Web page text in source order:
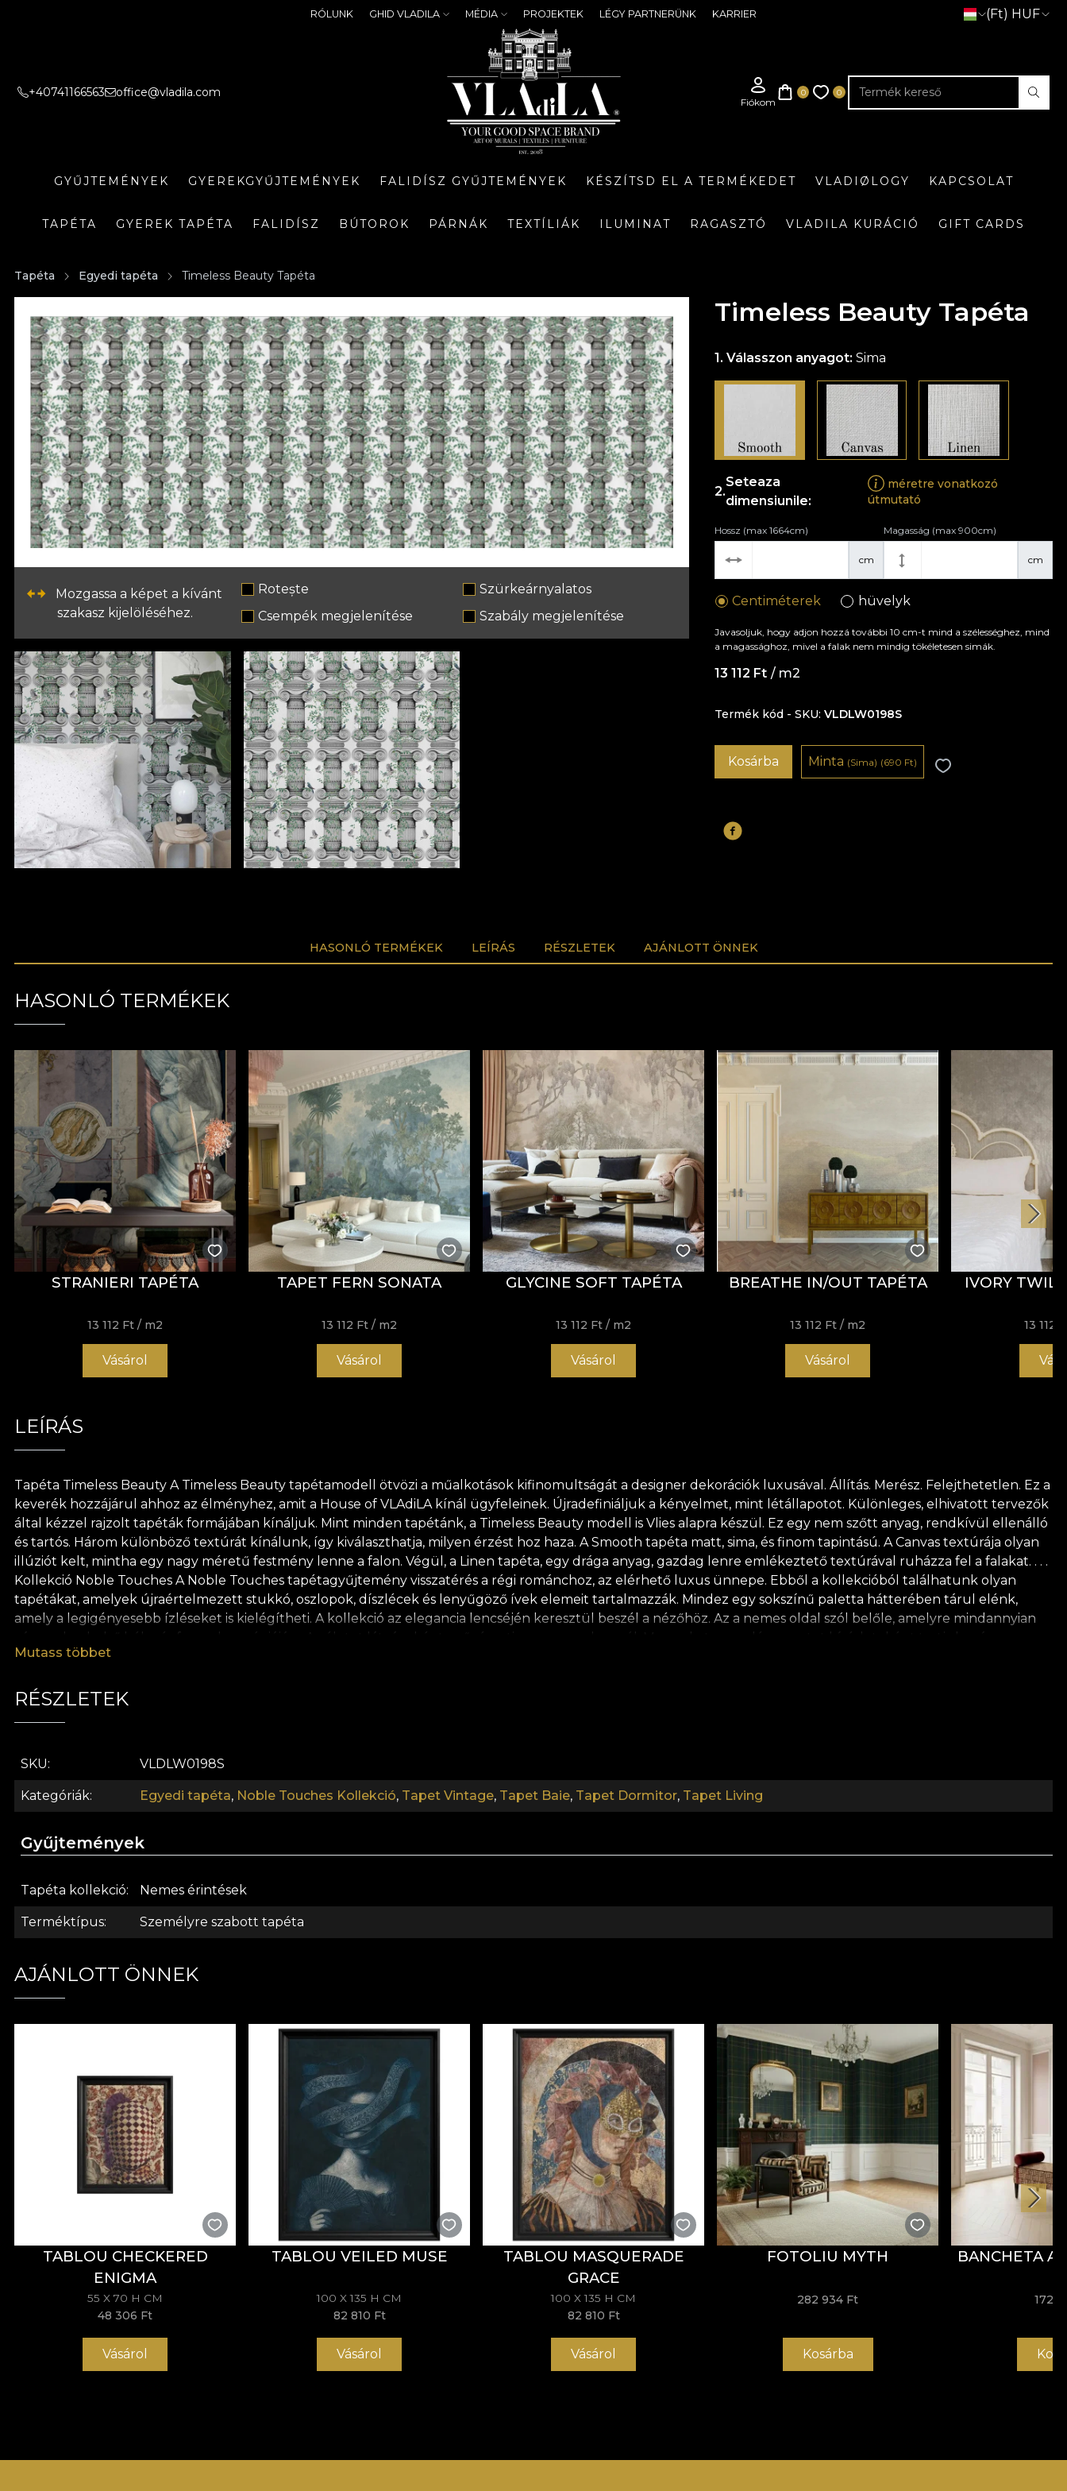
RÓLUNK GHID VLADILA MÉDIA PROJEKTEK LÉGY PARTNERÜNK KARRIER (Ft) HUF
+40741166563 office@vladila.com
GYŰJTEMÉNYEK GYEREKGYŰJTEMÉNYEK FALIDÍSZ GYŰJTEMÉNYEK KÉSZÍTSD EL A TERMÉKEDET VLADIØLOGY KAPCSOLAT
TAPÉTA GYEREK TAPÉTA FALIDÍSZ BÚTOROK PÁRNÁK TEXTÍLIÁK ILUMINAT RAGASZTÓ VLADILA KURÁCIÓ GIFT CARDS
Tapéta Egyedi tapéta Timeless Beauty Tapéta
Mozgassa a képet a kívánt
szakasz kijelöléséhez.
Rotește
Szürkeárnyalatos
Csempék megjelenítése
Szabály megjelenítése
Timeless Beauty Tapéta
Válasszon anyagot:Sima
Seteaza
dimensiunile:
méretre vonatkozó
útmutató
cm
Hossz (max 1664cm)
cm
Magasság (max 900cm)
Centiméterek hüvelyk
Javasoljuk, hogy adjon hozzá további 10 cm-t mind a szélességhez, mind
a magassághoz, mivel a falak nem mindig tökéletesen simák.
13 112 Ft / m2
Termék kód - SKU VLDLW0198S
Kosárba Minta (Sima) (690 Ft)
HASONLÓ TERMÉKEK LEÍRÁS RÉSZLETEK AJÁNLOTT ÖNNEK
HASONLÓ TERMÉKEK
STRANIERI TAPÉTA
13 112 Ft / m2
Vásárol
TAPET FERN SONATA
13 112 Ft / m2
Vásárol
GLYCINE SOFT TAPÉTA
13 112 Ft / m2
Vásárol
BREATHE IN/OUT TAPÉTA
13 112 Ft / m2
Vásárol
IVORY
13 112
LEÍRÁS
Tapéta Timeless Beauty A Timeless Beauty tapétamodell ötvözi a műalkotások kifinomultságát a designer dekorációk luxusával. Állítás. Merész. Felejthetetlen. Ez a
keverék hozzájárul ahhoz az élményhez, amit a House of VLAdiLA kínál ügyfeleinek. Újradefiniáljuk a kényelmet, mint létállapotot. Különleges, elhivatott tervezők
által kézzel rajzolt tapéták formájában kínáljuk. Mint minden tapétánk, a Timeless Beauty modell is Vlies alapra készül. Ez egy nem szőtt anyag, rendkívül ellenálló
és tartós. Három különböző textúrát kínálunk, így kiválaszthatja, milyen érzést hoz haza. A Smooth tapéta matt, sima, és finom tapintású. A Canvas textúrája olyan
illúziót kelt, mintha egy nagy méretű festmény lenne a falon. Végül, a Linen tapéta, egy drága anyag, gazdag lenre emlékeztető textúrával ruházza fel a falakat. . . .
Kollekció Noble Touches A Noble Touches tapétagyűjtemény visszatérés a régi románchoz, az elérhető luxus ünnepe. Ebből a kollekcióból találhatunk olyan
tapétákat, amelyek újraértelmezett stukkó, oszlopok, díszlécek és lenyűgöző ívek elemeit tartalmazzák. Mindez egy sokszínű paletta hátterében tárul elénk,
amely a legigényesebb ízléseket is kielégítheti. A kollekció az elegancia lencséjén keresztül beszél a nézőhöz. Az a nemes oldal szól belőle, amelyre mindannyian
hiszen megtanulunk önmagunkban és önmagunkkal élni. Ebben a folyamatban a tér a tanú. Művészeink pedig ezen sors éles megfigyelői, amit egy vászon
vonalban, amely annyi lehetőséget rejt magában. A művészet állandó kereszteződés, és a döntés (az út) mindig a művészé. Ez egy összetett folyamat, még ha az
tapéta felhelyezésekor. Így gyors, biztonságos és hatékony átalakítási folyamatban lehet része, amely megfelel a legmagasabb minőségi szabványoknak.
Mutass többet
RÉSZLETEK
SKU VLDLW0198S
Kategóriák Egyedi tapéta, Noble Touches Kollekció, Tapet Vintage, Tapet Baie, Tapet Dormitor, Tapet Living
Gyűjtemények
Tapéta kollekció Nemes érintések
Terméktípus Személyre szabott tapéta
AJÁNLOTT ÖNNEK
TABLOU CHECKERED
ENIGMA
55 X 70 H CM
48 306 Ft
Vásárol
TABLOU VEILED MUSE
100 X 135 H CM
82 810 Ft
Vásárol
TABLOU MASQUERADE
GRACE
100 X 135 H CM
82 810 Ft
Vásárol
FOTOLIU MYTH
282 934 Ft
Kosárba
BANCHETA
172